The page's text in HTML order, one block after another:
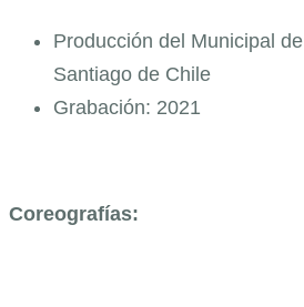
Producción del Municipal de
Santiago de Chile
Grabación: 2021
Coreografías: